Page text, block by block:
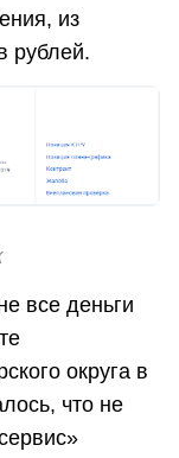
из
рублей.
все деньги
округа в
что не